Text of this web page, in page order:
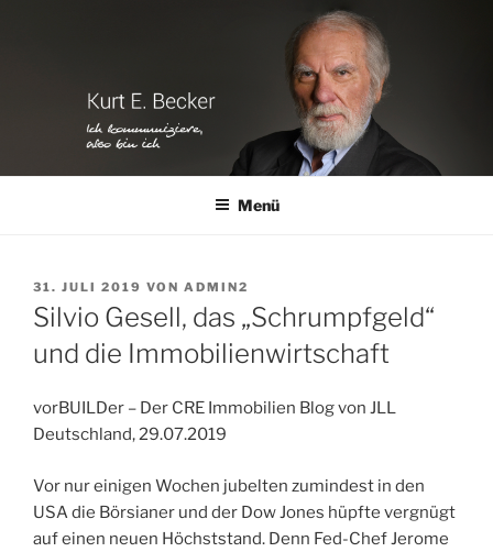
Menü
VERÖFFENTLICHT
AM
31. JULI 2019 VON ADMIN2
Silvio Gesell, das „Schrumpfgeld“
und die Immobilienwirtschaft
vorBUILDer – Der CRE Immobilien Blog von JLL
Deutschland, 29.07.2019
Vor nur einigen Wochen jubelten zumindest in den
USA die Börsianer und der Dow Jones hüpfte vergnügt
auf einen neuen Höchststand. Denn Fed-Chef Jerome